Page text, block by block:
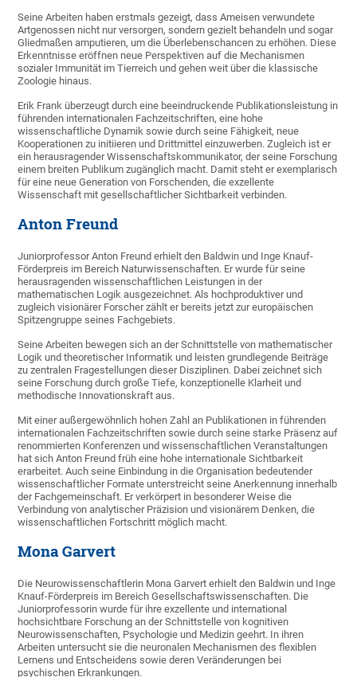
Seine Arbeiten haben erstmals gezeigt, dass Ameisen verwundete
Artgenossen nicht nur versorgen, sondern gezielt behandeln und sogar
Gliedmaßen amputieren, um die Überlebenschancen zu erhöhen. Diese
Erkenntnisse eröffnen neue Perspektiven auf die Mechanismen
sozialer Immunität im Tierreich und gehen weit über die klassische
Zoologie hinaus.
Erik Frank überzeugt durch eine beeindruckende Publikationsleistung in
führenden internationalen Fachzeitschriften, eine hohe
wissenschaftliche Dynamik sowie durch seine Fähigkeit, neue
Kooperationen zu initiieren und Drittmittel einzuwerben. Zugleich ist er
ein herausragender Wissenschaftskommunikator, der seine Forschung
einem breiten Publikum zugänglich macht. Damit steht er exemplarisch
für eine neue Generation von Forschenden, die exzellente
Wissenschaft mit gesellschaftlicher Sichtbarkeit verbinden.
Anton Freund
Juniorprofessor Anton Freund erhielt den Baldwin und Inge Knauf-
Förderpreis im Bereich Naturwissenschaften. Er wurde für seine
herausragenden wissenschaftlichen Leistungen in der
mathematischen Logik ausgezeichnet. Als hochproduktiver und
zugleich visionärer Forscher zählt er bereits jetzt zur europäischen
Spitzengruppe seines Fachgebiets.
Seine Arbeiten bewegen sich an der Schnittstelle von mathematischer
Logik und theoretischer Informatik und leisten grundlegende Beiträge
zu zentralen Fragestellungen dieser Disziplinen. Dabei zeichnet sich
seine Forschung durch große Tiefe, konzeptionelle Klarheit und
methodische Innovationskraft aus.
Mit einer außergewöhnlich hohen Zahl an Publikationen in führenden
internationalen Fachzeitschriften sowie durch seine starke Präsenz auf
renommierten Konferenzen und wissenschaftlichen Veranstaltungen
hat sich Anton Freund früh eine hohe internationale Sichtbarkeit
erarbeitet. Auch seine Einbindung in die Organisation bedeutender
wissenschaftlicher Formate unterstreicht seine Anerkennung innerhalb
der Fachgemeinschaft. Er verkörpert in besonderer Weise die
Verbindung von analytischer Präzision und visionärem Denken, die
wissenschaftlichen Fortschritt möglich macht.
Mona Garvert
Die Neurowissenschaftlerin Mona Garvert erhielt den Baldwin und Inge
Knauf-Förderpreis im Bereich Gesellschaftswissenschaften. Die
Juniorprofessorin wurde für ihre exzellente und international
hochsichtbare Forschung an der Schnittstelle von kognitiven
Neurowissenschaften, Psychologie und Medizin geehrt. In ihren
Arbeiten untersucht sie die neuronalen Mechanismen des flexiblen
Lernens und Entscheidens sowie deren Veränderungen bei
psychischen Erkrankungen.